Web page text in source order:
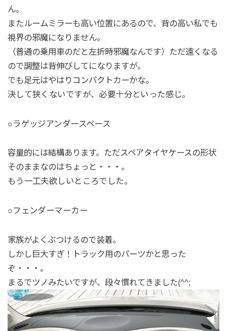
ん。
またルームミラーも高い位置にあるので、背の高い私でも
視界の邪魔になりません。
（普通の乗用車のだと左折時邪魔なんです）ただ遠くなる
ので調整は背伸びしてになりますが。
でも足元はやはりコンパクトカーかな。
決して狭くないですが、必要十分といった感じ。
○ラゲッジアンダースペース
容量的には結構あります。ただスペアタイヤケースの形状
そのままなのはちょっと・・・。
もう一工夫欲しいところでした。
○フェンダーマーカー
家族がよくぶつけるので装着。
しかし巨大すぎ！トラック用のパーツかと思った
ぞ・・・。
まるでツノみたいですが、段々慣れてきました(^^;